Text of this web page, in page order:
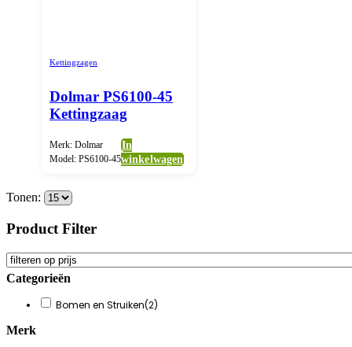
Kettingzagen
Dolmar PS6100-45
Kettingzaag
Merk: Dolmar
Model: PS6100-45
In
winkelwagen
Tonen:
Product Filter
Categorieën
Bomen en Struiken(2)
Merk